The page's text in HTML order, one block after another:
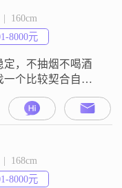
160cm
8000元
定，不抽烟不喝酒
一个比较契合自己
卡身高的女孩子！
168cm
8000元